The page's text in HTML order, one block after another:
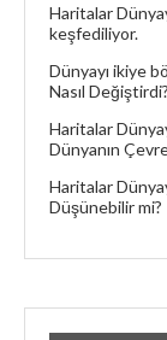
Haritalar
keşfediliyor.
Dünyayı ikiye
Nasıl Değiştirdi?
Haritalar
Dünyanın
Haritalar
Düşünebilir mi?